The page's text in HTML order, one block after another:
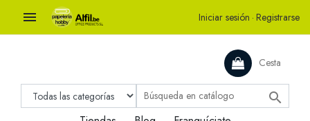
 Iniciar sesión · Registrarse
Cesta
